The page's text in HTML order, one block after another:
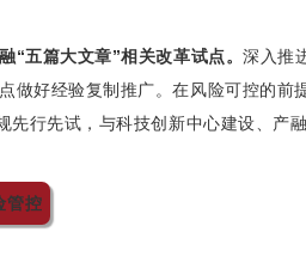
“五篇大文章”相关改革试点。深入推
做好经验复制推广。在风险可控的前
先行先试，与科技创新中心建设、产
管控